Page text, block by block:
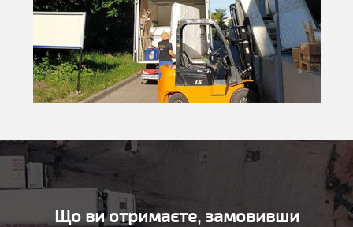
Що ви отримаєте, замовивши